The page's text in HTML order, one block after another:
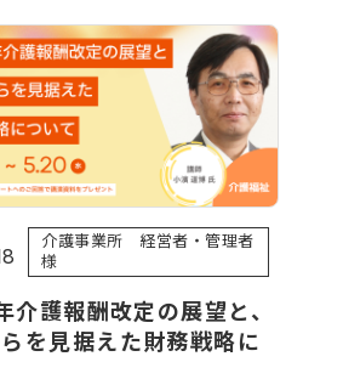
介護事業所 経営者・管理者
様
護報酬改定の展望と、
を見据えた財務戦略に